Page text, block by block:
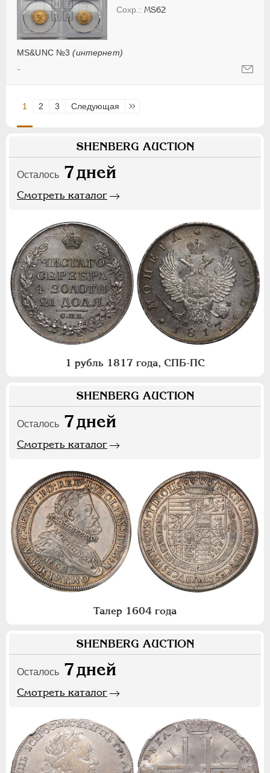
MS&UNC №3(интернет)
MS62
-
1 2 3 Следующая Последняя
SHENBERG AUCTION
Осталось 7дней
Смотреть каталог
1 рубль 1817 года, СПБ-ПС
SHENBERG AUCTION
Осталось 7дней
Смотреть каталог
Талер 1604 года
SHENBERG AUCTION
Осталось 7дней
Смотреть каталог